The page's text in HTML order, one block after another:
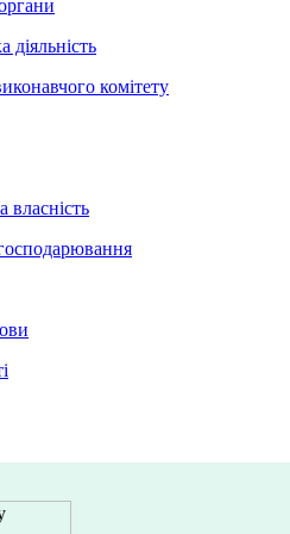
діяльність
комітету
власність